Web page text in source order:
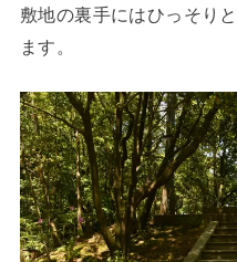
敷地の裏手にはひっそり
ます。